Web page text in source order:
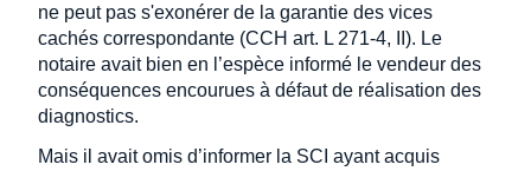
ne peut pas s'exonérer de la garantie des vices
cachés correspondante (CCH art. L 271-4, II). Le
notaire avait bien en l’espèce informé le vendeur des
conséquences encourues à défaut de réalisation des
diagnostics.
Mais il avait omis d’informer la SCI ayant acquis